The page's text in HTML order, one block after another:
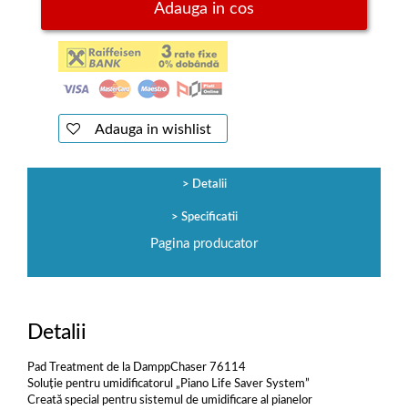
Adauga in cos
Adauga in wishlist
Detalii
Specificatii
Pagina producator
Detalii
Pad Treatment de la DamppChaser 76114
Soluție pentru umidificatorul „Piano Life Saver System”
Creată special pentru sistemul de umidificare al pianelor